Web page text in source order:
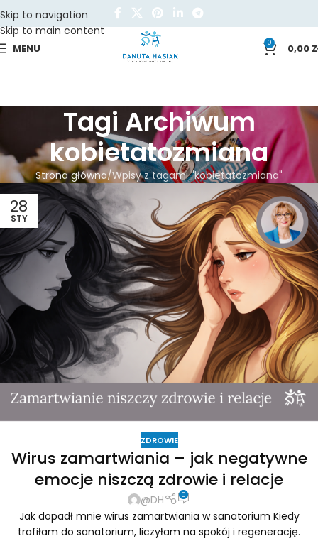
Skip to navigation
Skip to main content
MENU 0 0,00
Tagi Archiwum
kobietatozmiana
Strona główna Wpisy z tagami "kobietatozmiana"
28
STY
ZDROWIE
Wirus zamartwiania – jak negatywne
emocje niszczą zdrowie i relacje
@DH 0
Jak dopadł mnie wirus zamartwiania w sanatorium Kiedy
trafiłam do sanatorium, liczyłam na spokój i regenerację.